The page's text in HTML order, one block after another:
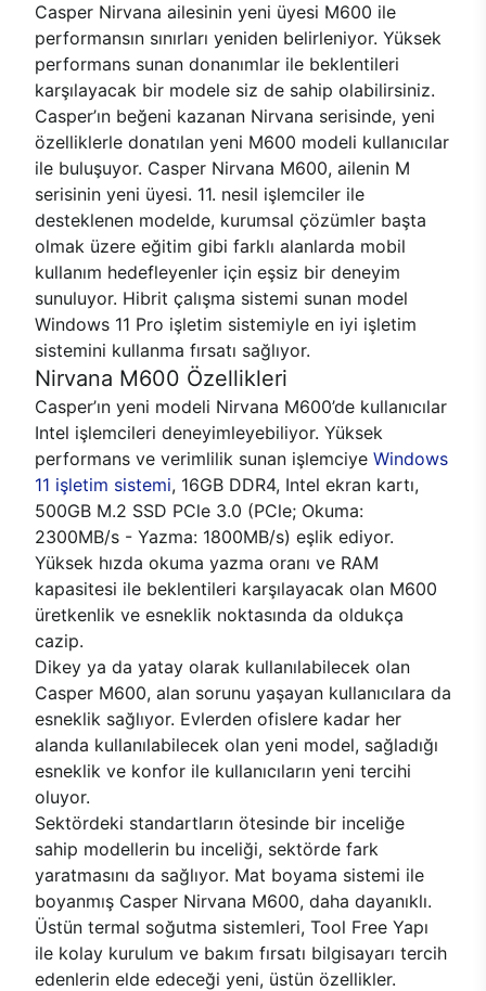
Casper Nirvana ailesinin yeni üyesi M600 ile
performansın sınırları yeniden belirleniyor. Yüksek
performans sunan donanımlar ile beklentileri
karşılayacak bir modele siz de sahip olabilirsiniz.
Casper’ın beğeni kazanan Nirvana serisinde, yeni
özelliklerle donatılan yeni M600 modeli kullanıcılar
ile buluşuyor. Casper Nirvana M600, ailenin M
serisinin yeni üyesi. 11. nesil işlemciler ile
desteklenen modelde, kurumsal çözümler başta
olmak üzere eğitim gibi farklı alanlarda mobil
kullanım hedefleyenler için eşsiz bir deneyim
sunuluyor. Hibrit çalışma sistemi sunan model
Windows 11 Pro işletim sistemiyle en iyi işletim
sistemini kullanma fırsatı sağlıyor.
Nirvana M600 Özellikleri
Casper’ın yeni modeli Nirvana M600’de kullanıcılar
Intel işlemcileri deneyimleyebiliyor. Yüksek
performans ve verimlilik sunan işlemciye Windows
11 işletim sistemi, 16GB DDR4, Intel ekran kartı,
500GB M.2 SSD PCle 3.0 (PCle; Okuma:
2300MB/s - Yazma: 1800MB/s) eşlik ediyor.
Yüksek hızda okuma yazma oranı ve RAM
kapasitesi ile beklentileri karşılayacak olan M600
üretkenlik ve esneklik noktasında da oldukça
cazip.
Dikey ya da yatay olarak kullanılabilecek olan
Casper M600, alan sorunu yaşayan kullanıcılara da
esneklik sağlıyor. Evlerden ofislere kadar her
alanda kullanılabilecek olan yeni model, sağladığı
esneklik ve konfor ile kullanıcıların yeni tercihi
oluyor.
Sektördeki standartların ötesinde bir inceliğe
sahip modellerin bu inceliği, sektörde fark
yaratmasını da sağlıyor. Mat boyama sistemi ile
boyanmış Casper Nirvana M600, daha dayanıklı.
Üstün termal soğutma sistemleri, Tool Free Yapı
ile kolay kurulum ve bakım fırsatı bilgisayarı tercih
edenlerin elde edeceği yeni, üstün özellikler.